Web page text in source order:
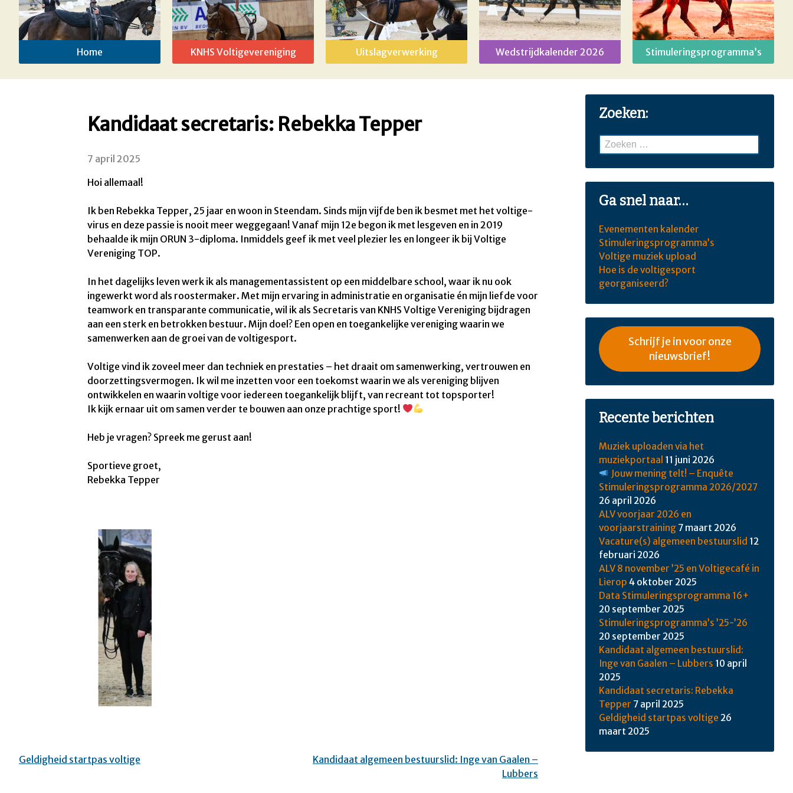
Home KNHS Voltigevereniging Uitslagverwerking Wedstrijdkalender 2026 Stimuleringsprogramma’s
Kandidaat secretaris: Rebekka Tepper
7 april 2025
Hoi allemaal!
Ik ben Rebekka Tepper, 25 jaar en woon in Steendam. Sinds mijn vijfde ben ik besmet met het voltige-
virus en deze passie is nooit meer weggegaan! Vanaf mijn 12e begon ik met lesgeven en in 2019
behaalde ik mijn ORUN 3-diploma. Inmiddels geef ik met veel plezier les en longeer ik bij Voltige
Vereniging TOP.
In het dagelijks leven werk ik als managementassistent op een middelbare school, waar ik nu ook
ingewerkt word als roostermaker. Met mijn ervaring in administratie en organisatie én mijn liefde voor
teamwork en transparante communicatie, wil ik als Secretaris van KNHS Voltige Vereniging bijdragen
aan een sterk en betrokken bestuur. Mijn doel? Een open en toegankelijke vereniging waarin we
samenwerken aan de groei van de voltigesport.
Voltige vind ik zoveel meer dan techniek en prestaties – het draait om samenwerking, vertrouwen en
doorzettingsvermogen. Ik wil me inzetten voor een toekomst waarin we als vereniging blijven
ontwikkelen en waarin voltige voor iedereen toegankelijk blijft, van recreant tot topsporter!
Ik kijk ernaar uit om samen verder te bouwen aan onze prachtige sport!
Heb je vragen? Spreek me gerust aan!
Sportieve groet,
Rebekka Tepper
Bericht
Geldigheid startpas voltige
Kandidaat algemeen bestuurslid: Inge van Gaalen –
Lubbers
Zoeken:
Zoeken
naar:
Ga snel naar…
Evenementen kalender
Stimuleringsprogramma’s
Voltige muziek upload
Hoe is de voltigesport
georganiseerd?
Schrijf je in voor onze
nieuwsbrief!
Recente berichten
Muziek uploaden via het
muziekportaal 11 juni 2026
Jouw mening telt! – Enquête
Stimuleringsprogramma 2026/2027
26 april 2026
ALV voorjaar 2026 en
voorjaarstraining 7 maart 2026
Vacature(s) algemeen bestuurslid 12
februari 2026
ALV 8 november ’25 en Voltigecafé in
Lierop 4 oktober 2025
Data Stimuleringsprogramma 16+
20 september 2025
Stimuleringsprogramma’s ’25-’26
20 september 2025
Kandidaat algemeen bestuurslid:
Inge van Gaalen – Lubbers 10 april
2025
Kandidaat secretaris: Rebekka
Tepper 7 april 2025
Geldigheid startpas voltige 26
maart 2025